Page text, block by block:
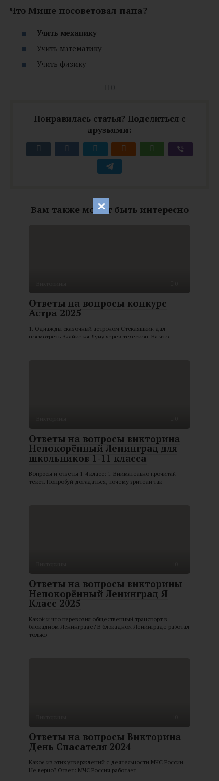
Что Мише посоветовал папа?
Учить механику
Учить математику
Учить физику
Понравилась статья? Поделиться с
друзьями:
Вам также может быть интересно
Ответы на вопросы конкурс
Астра 2025
1. Однажды сказочный астроном Стекляшкин дал
посмотреть Знайке на Луну через телескоп. На что
Ответы на вопросы викторина
Непокорённый Ленинград для
школьников 1-11 класса
Вопросы и ответы 1-4 класс: 1. Внимательно прочитай
текст. Попробуй догадаться, почему зрители так
Ответы на вопросы викторины
Непокорённый Ленинград Я
Класс 2025
Какой и что перевозил общественный транспорт в
блокадном Ленинграде? В блокадном Ленинграде работал
только
Ответы на вопросы Викторина
День Спасателя 2024
Какое из этих утверждений о деятельности МЧС России
Не верно? Ответ: МЧС России работает